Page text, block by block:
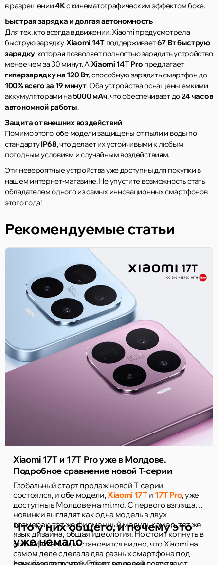
в разрешении4Кс кинематографическим эффектом боке.
Быстрая зарядка и долгая автономность
Для тех, кто всегда в движении, Xiaomi предусмотрела
быструю зарядку.Xiaomi 14Tподдерживает67 Вт быструю
зарядку, которая позволяет полностью зарядить устройство
менее чем за 30 минут. А Xiaomi 14T Pro предлагает
гиперзарядку на 120 Вт, способную зарядить смартфон до
100% всего за 19 минут. Оба устройства оснащены емкими
аккумуляторами на5000 мАч, что обеспечивает до24 часов
автономной работы.
Защита от внешних воздействий
Помимо этого, обе модели защищены от пыли и воды по
стандартуIP68, что делает их устойчивыми к любым
погодным условиям и случайным воздействиям.
Эти невероятные устройства уже доступны для покупки в
нашем интернет-магазине. Не упустите возможность стать
обладателем одного из самых инновационных смартфонов
этого года!
Рекомендуемые статьи
Xiaomi 17T и 17T Pro уже в Молдове.
Подробное сравнение новой T-серии
Глобальный старт продаж новой T-серии
состоялся, и обе модели,Xiaomi 17Tи 17T Pro, уже
доступны в Молдове на mi.md. С первого взгляда
новинки выглядят как одна модель в двух
размерах: тот же фирменный модуль камер, тот же
язык дизайна, общая идеология. Но стоит копнуть в
спецификацию, и становится видно, что Xiaomi на
самом деле сделала два разных смартфона под
Что у них общего, и почему это
уже немало